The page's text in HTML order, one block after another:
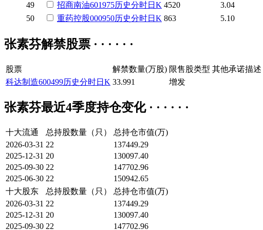
49 招商南油601975历史分时日K 4520 3.04
50
重药控股000950历史分时日K 863 5.10
张素芬解禁股票 · · · · · ·
股票 解禁数量(万股) 限售股类型 其他承诺描述
科达制造600499历史分时日K 33.991 增发
张素芬最近4季度持仓变化 · · · · · ·
十大流通 总持股数量（只）
总持仓市值(万)
2026-03-31 22
137449.29
2025-12-31 20
130097.40
2025-09-30 22
147702.96
2025-06-30 22
150942.65
十大股东
总持股数量（只）
总持仓市值(万)
2026-03-31 22
137449.29
2025-12-31 20
130097.40
2025-09-30 22 147702.96